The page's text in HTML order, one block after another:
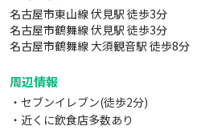
箸×12
【その他】
ボールペン×1
【ケーブル類】
名古屋市東山線 伏見駅 徒歩3分
名古屋市鶴舞線 伏見駅 徒歩3分
名古屋市鶴舞線 大須観音駅 徒歩8分
周辺情報
・セブンイレブン(徒歩2分)
・近くに飲食店多数あり